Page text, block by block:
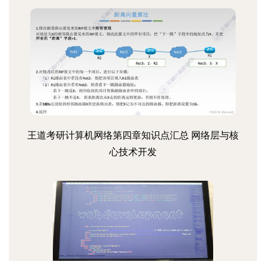
王道考研计算机网络第四章知识点汇总 网络层与核
心技术开发